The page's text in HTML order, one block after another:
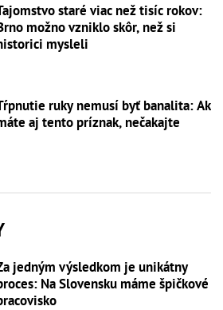
staré viac než tisíc rokov:
možno vzniklo skôr, než si
mysleli
ruky nemusí byť banalita: Ak
aj tento príznak, nečakajte
jedným výsledkom je unikátny
Na Slovensku máme špičkové